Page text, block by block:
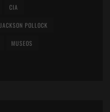
CIA
JACKSON POLLOCK
MUSEOS